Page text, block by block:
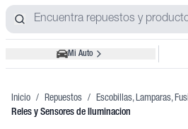
Mi Auto
Inicio / Repuestos / Escobillas, Lamparas,
Reles y Sensores de Iluminacion